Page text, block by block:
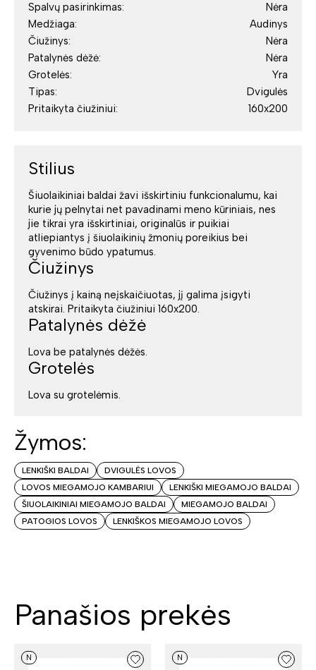
Spalvų pasirinkimas:
Nėra
Medžiaga:
Audinys
Čiužinys:
Nėra
Patalynės dėžė:
Nėra
Grotelės:
Yra
Tipas:
Dvigulės
Pritaikyta čiužiniui:
160x200
Stilius
Šiuolaikiniai baldai žavi išskirtiniu funkcionalumu, kai
kurie jų pelnytai net pavadinami meno kūriniais, nes
jie tikrai yra išskirtiniai, originalūs ir puikiai
atliepiantys į šiuolaikinių žmonių poreikius bei
gyvenimo būdo ypatumus.
Čiužinys
Čiužinys į kainą neįskaičiuotas, jį galima įsigyti
atskirai. Pritaikyta čiužiniui 160x200.
Patalynės dėžė
Lova be patalynės dėžės.
Grotelės
Lova su grotelėmis.
Žymos:
LENKIŠKI BALDAI
DVIGULĖS LOVOS
LOVOS MIEGAMOJO KAMBARIUI
LENKIŠKI MIEGAMOJO BALDAI
ŠIUOLAIKINIAI MIEGAMOJO BALDAI
MIEGAMOJO BALDAI
PATOGIOS LOVOS
LENKIŠKOS MIEGAMOJO LOVOS
Panašios prekės
N N